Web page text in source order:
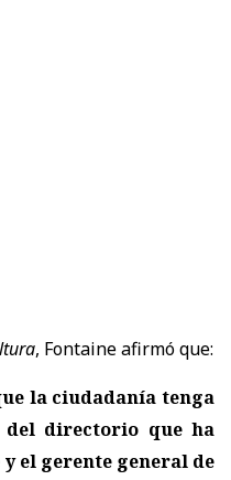
, Fontaine afirmó que:
la ciudadanía tenga
del directorio que ha
el gerente general de